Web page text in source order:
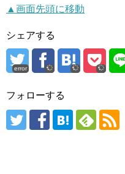
▲画面先頭に移動
シェアする
error
フォローする